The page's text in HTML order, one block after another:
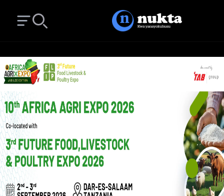
Open main menu